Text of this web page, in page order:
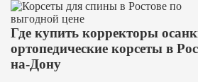
Где купить корректоры
ортопедические корсеты в
на-Дону